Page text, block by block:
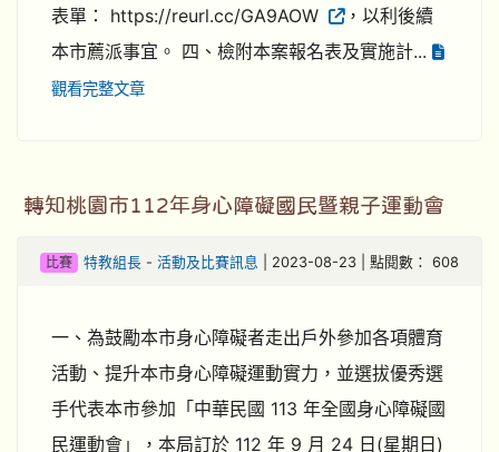
表單： https://reurl.cc/GA9AOW
，以利後續
本市薦派事宜。 四、檢附本案報名表及實施計...
觀看完整文章
轉知桃園市112年身心障礙國民暨親子運動會
比賽 特教組長- 活動及比賽訊息 | 2023-08-23 | 點閱數： 608
一、為鼓勵本市身心障礙者走出戶外參加各項體育
活動、提升本市身心障礙運動實力，並選拔優秀選
手代表本市參加「中華民國 113 年全國身心障礙國
民運動會」，本局訂於 112 年 9 月 24 日(星期日)